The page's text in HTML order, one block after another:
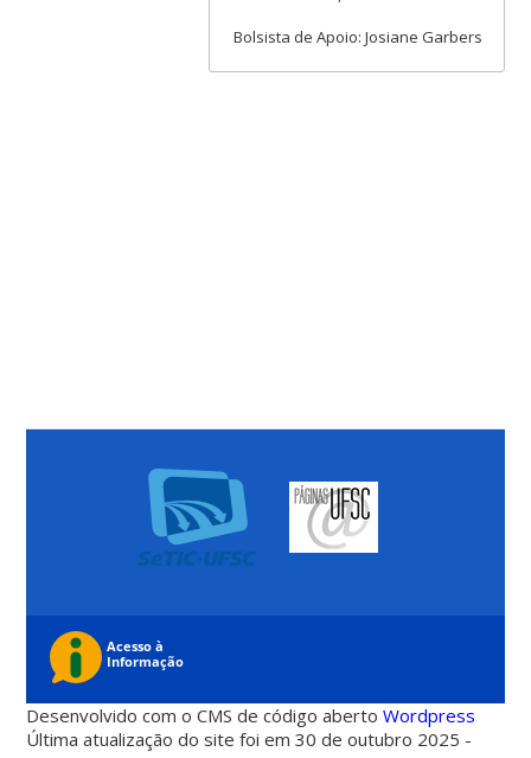
Bolsista de Apoio: Josiane Garbers
Desenvolvido com o CMS de código abertoWordpress
Última atualização do site foi em 30 de outubro 2025 -